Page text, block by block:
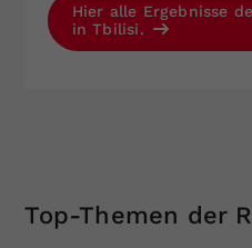
Hier alle Ergebnisse
in Tbilisi.
Top-Themen der